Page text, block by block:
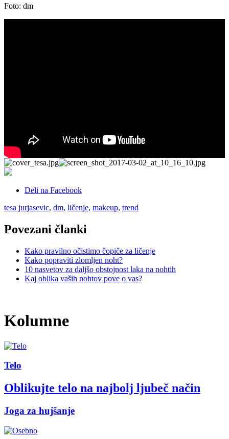
Foto: dm
Deli na Facebook
tesa jurjasevic, dm, ličenje, makeup, trend
Povezani članki
Kako pravilno očistimo čopiče za ličenje
Kako popraviti zlomljen noht?
10 nasvetov za daljšo obstojnost laka na nohtih
Kaj oblika vaših nohtov pove o vas?
Kolumne
Telo
Oblikujte telo na najbolj ljubeč način
Joga za hujšanje